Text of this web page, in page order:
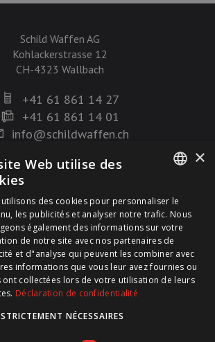
Schild Waffen AG
Kohlackerstrasse 12
CH-4323 Wallbach
+41 61 861 14 27
+41 61 861 14 01
info@schildwaffen.ch
Mode de paiement
les médias sociaux et restez à jour !
FRENCH
×
Web utilise des
des cookies pour personnaliser le
les publicités et analyser notre trafic. Nous
également des informations sur votre
de notre site avec nos partenaires de
et d"analyse qui peuvent les combiner avec
informations que vous leur avez fournies ou
ont collectées lors de votre utilisation de leurs
Déclaration de confidentialité
STRICTEMENT NÉCESSAIRES